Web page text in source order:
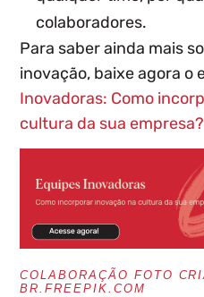
colaboradores.
Para saber ainda mais
inovação, baixe agora o
Inovadoras: Como
cultura da sua empresa?
COLABORAÇÃO FOTO
BR.FREEPIK.COM